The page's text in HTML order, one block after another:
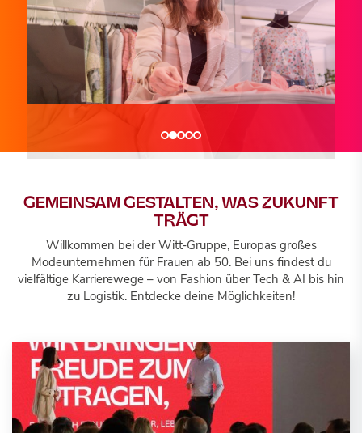
Wir sind...
Jobportal
Wir sind...
Jobportal
Wir sind...
Jobportal
GEMEINSAM GESTALTEN, WAS ZUKUNFT
TRÄGT
Willkommen bei der Witt‑Gruppe, Europas großes
Modeunternehmen für Frauen ab 50. Bei uns findest du
vielfältige Karrierewege – von Fashion über Tech & AI bis hin
zu Logistik. Entdecke deine Möglichkeiten!